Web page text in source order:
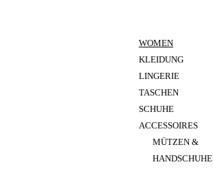
WOMEN
KLEIDUNG
LINGERIE
TASCHEN
SCHUHE
ACCESSOIRES
MÜTZEN &
HANDSCHUHE